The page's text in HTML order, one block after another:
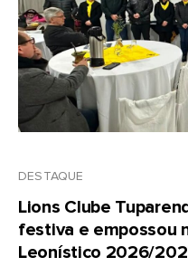
DESTAQUE
Lions Clube
festiva e empossou
Leonístico 2026/